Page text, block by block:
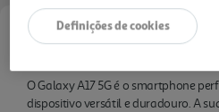
Informações de Marketing
O Galaxy A17 5G é o smartphone
dispositivo versátil e duradouro. A
Definições de cookies